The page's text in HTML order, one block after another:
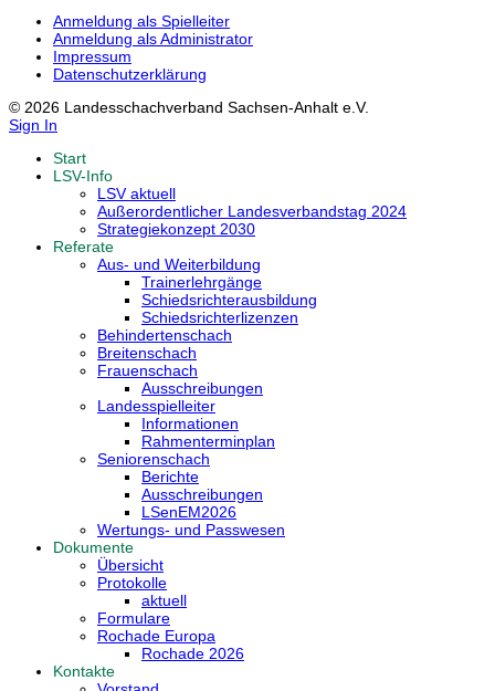
Anmeldung als Spielleiter
Anmeldung als Administrator
Impressum
Datenschutzerklärung
© 2026 Landesschachverband Sachsen-Anhalt e.V.
Sign In
Start
LSV-Info
LSV aktuell
Außerordentlicher Landesverbandstag 2024
Strategiekonzept 2030
Referate
Aus- und Weiterbildung
Trainerlehrgänge
Schiedsrichterausbildung
Schiedsrichterlizenzen
Behindertenschach
Breitenschach
Frauenschach
Ausschreibungen
Landesspielleiter
Informationen
Rahmenterminplan
Seniorenschach
Berichte
Ausschreibungen
LSenEM2026
Wertungs- und Passwesen
Dokumente
Übersicht
Protokolle
aktuell
Formulare
Rochade Europa
Rochade 2026
Kontakte